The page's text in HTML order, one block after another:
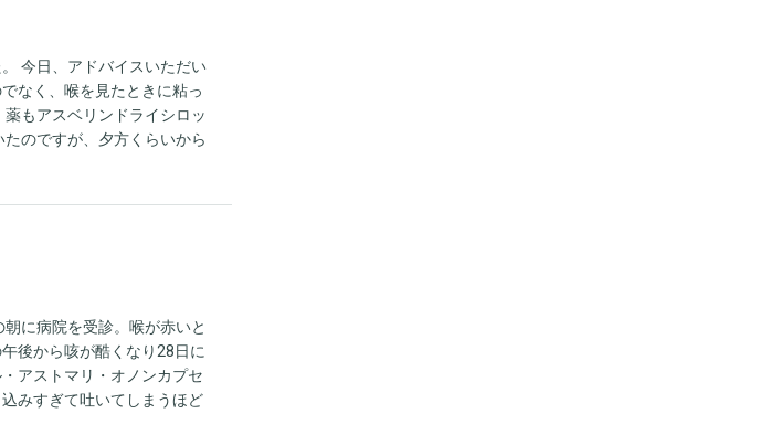
今日、アドバイスいただい
なく、喉を見たときに粘っ
もアスベリンドライシロッ
のですが、夕方くらいから
、三週間痰のからんだ咳が
気管支炎なってしまってい
に病院を受診。喉が赤いと
後から咳が酷くなり28日に
アストマリ・オノンカプセ
みすぎて吐いてしまうほど
はマシになりますか？ま